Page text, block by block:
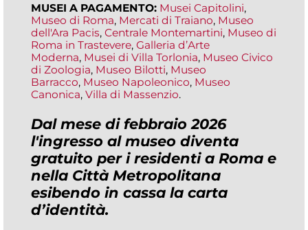
MUSEI A PAGAMENTO: Musei Capitolini,
Museo di Roma, Mercati di Traiano, Museo
dell'Ara Pacis, Centrale Montemartini, Museo di
Roma in Trastevere, Galleria d’Arte
Moderna, Musei di Villa Torlonia, Museo Civico
di Zoologia, Museo Bilotti, Museo
Barracco, Museo Napoleonico, Museo
Canonica, Villa di Massenzio.
Dal mese di febbraio 2026
l'ingresso al museo diventa
gratuito per i residenti a Roma e
nella Città Metropolitana
esibendo in cassa la carta
d’identità.